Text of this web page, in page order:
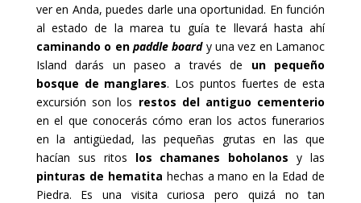
ver en Anda, puedes darle una oportunidad. En función
al estado de la marea tu guía te llevará hasta ahí
caminando o en paddle boardy una vez en Lamanoc
Island darás un paseo a través de un pequeño
bosque de manglares. Los puntos fuertes de esta
excursión son los restos del antiguo cementerio
en el que conocerás cómo eran los actos funerarios
en la antigüedad, las pequeñas grutas en las que
hacían sus ritos los chamanes boholanos y las
pinturas de hematita hechas a mano en la Edad de
Piedra. Es una visita curiosa pero quizá no tan